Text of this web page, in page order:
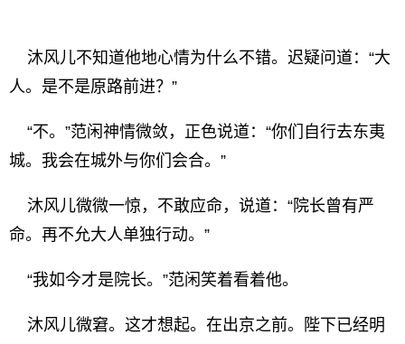
沐风儿不知道他地心情为什么不错。迟疑问道：“大
人。是不是原路前进？”
“不。”范闲神情微敛，正色说道：“你们自行去东夷
城。我会在城外与你们会合。”
沐风儿微微一惊，不敢应命，说道：“院长曾有严
命。再不允大人单独行动。”
“我如今才是院长。”范闲笑着看着他。
沐风儿微窘。这才想起。在出京之前。陛下已经明